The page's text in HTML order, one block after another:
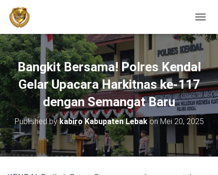
Bangkit Bersama! Polres Kendal
Gelar Upacara Harkitnas ke-117
dengan Semangat Baru
Published bykabiro Kabupaten Lebakon Mei 20, 2025